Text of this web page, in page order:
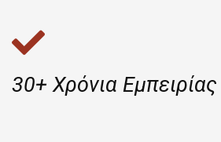
30+ Χρόνια Εμπειρίας